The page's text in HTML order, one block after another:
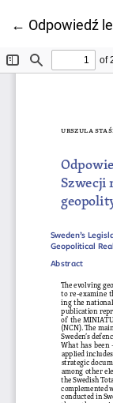
← Wróć do
Odpowiedź